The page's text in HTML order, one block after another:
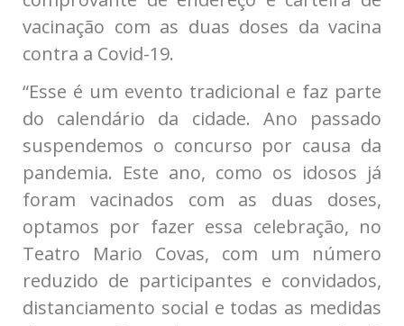
vacinação com as duas doses da vacina
contra a Covid-19.
“Esse é um evento tradicional e faz parte
do calendário da cidade. Ano passado
suspendemos o concurso por causa da
pandemia. Este ano, como os idosos já
foram vacinados com as duas doses,
optamos por fazer essa celebração, no
Teatro Mario Covas, com um número
reduzido de participantes e convidados,
distanciamento social e todas as medidas